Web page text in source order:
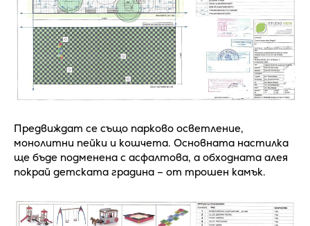
Предвиждат се също парково осветление,
монолитни пейки и кошчета. Основната настилка
ще бъде подменена с асфалтова, а обходната алея
покрай детската градина – от трошен камък.